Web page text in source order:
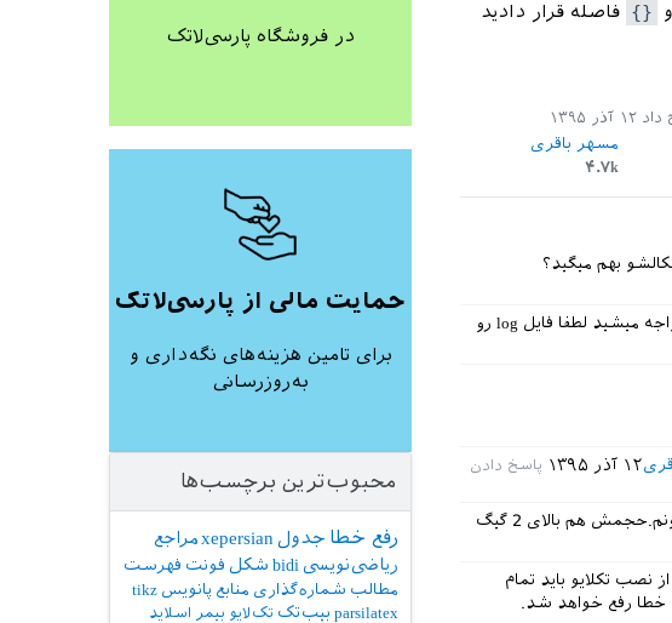
و {} فاصله قرار دادید
داد ۱۲ آذر ۱۳۹۵
مسهر باقری
۴.۷k
بهم میگید؟
فایلی نمونه‌ای که قرار دادید رو بدون مشکل اجرا کردم. اگر با پیغام خطایی مواجه میشید لطفا فایل log رو
۱۲ آذر ۱۳۹۵
بله. همین چند روز پیش نسخه اخرشو از سایت گرفتم. نسخه 2016 بود گمونم.حجمش هم بالای 2 گیگ
می‌کنید اما پس از نصب تکلایو باید تمام
خطا رفع خواهد شد.
در فروشگاه پارسی‌لاتک
حمایت مالی از پارسی‌لاتک
برای تامین هزینه‌های نگه‌داری و
به‌روزرسانی
محبوب‌ترین برچسب‌ها
رفع خطا جدول xepersianمراجع
ریاضی‌نویسی bidi شکل فونت فهرست
مطالب شماره‌گذاری منابع پانویس tikz
parsilatex بیب‌تک تک‌لایو بیمر اسلاید